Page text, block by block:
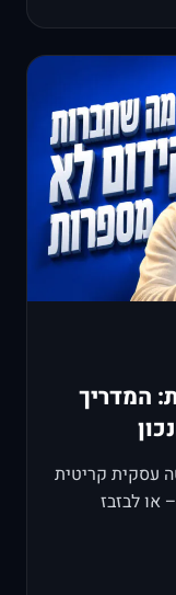
המדריך
עסקית קריטית
או לבזבז